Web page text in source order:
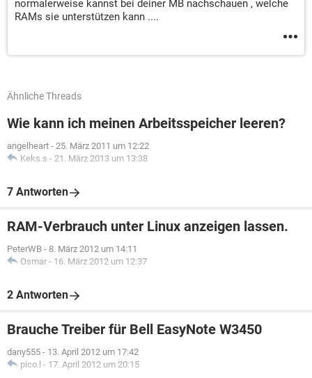
normalerweise kannst bei deiner MB nachschauen , welche
RAMs sie unterstützen kann ....
Ähnliche Threads
Wie kann ich meinen Arbeitsspeicher leeren?
angelheart - 25. März 2011 um 12:22
Keks.s - 21. März 2013 um 13:38
7 Antworten
RAM-Verbrauch unter Linux anzeigen lassen.
PeterWB - 8. März 2012 um 14:11
Osmar - 16. März 2012 um 12:37
2 Antworten
Brauche Treiber für Bell EasyNote W3450
dany555 - 13. April 2012 um 17:42
pico.l - 17. April 2012 um 20:15